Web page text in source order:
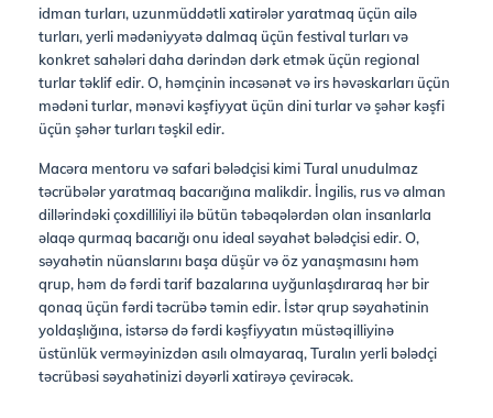
idman turları, uzunmüddətli xatirələr yaratmaq üçün ailə
turları, yerli mədəniyyətə dalmaq üçün festival turları və
konkret sahələri daha dərindən dərk etmək üçün regional
turlar təklif edir. O, həmçinin incəsənət və irs həvəskarları üçün
mədəni turlar, mənəvi kəşfiyyat üçün dini turlar və şəhər kəşfi
üçün şəhər turları təşkil edir.
Macəra mentoru və safari bələdçisi kimi Tural unudulmaz
təcrübələr yaratmaq bacarığına malikdir. İngilis, rus və alman
dillərindəki çoxdilliliyi ilə bütün təbəqələrdən olan insanlarla
əlaqə qurmaq bacarığı onu ideal səyahət bələdçisi edir. O,
səyahətin nüanslarını başa düşür və öz yanaşmasını həm
qrup, həm də fərdi tarif bazalarına uyğunlaşdıraraq hər bir
qonaq üçün fərdi təcrübə təmin edir. İstər qrup səyahətinin
yoldaşlığına, istərsə də fərdi kəşfiyyatın müstəqilliyinə
üstünlük verməyinizdən asılı olmayaraq, Turalın yerli bələdçi
təcrübəsi səyahətinizi dəyərli xatirəyə çevirəcək.